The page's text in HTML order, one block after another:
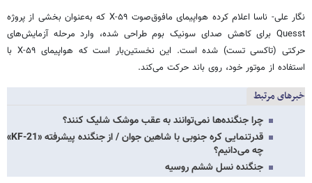
نگار علی- ناسا اعلام کرده هواپیمای مافوق‌صوت X-۵۹ که به‌عنوان بخشی از پروژه
Quesst برای کاهش صدای سونیک بوم طراحی شده، وارد مرحله آزمایش‌های
حرکتی (تاکسی تست) شده است. این نخستین‌بار است که هواپیمای X-۵۹ با
استفاده از موتور خود، روی باند حرکت می‌کند.
خبرهای مرتبط
چرا جنگنده‌ها نمی‌توانند به عقب موشک شلیک کنند؟
قدرتنمایی کره جنوبی با شاهین جوان / از جنگنده پیشرفته «KF-21»
چه می‌دانیم؟
جنگنده نسل ششم روسیه